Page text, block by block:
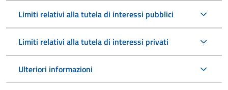
Limiti relativi alla tutela di interessi pubblici
Limiti relativi alla tutela di interessi privati
Ulteriori informazioni